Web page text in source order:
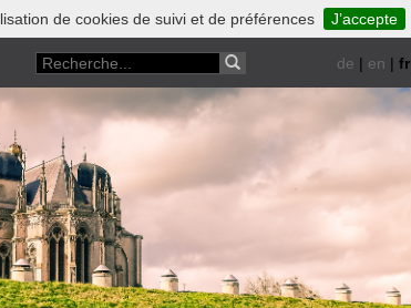
de cookies de suivi et de préférences J’accepte
de | en | fr